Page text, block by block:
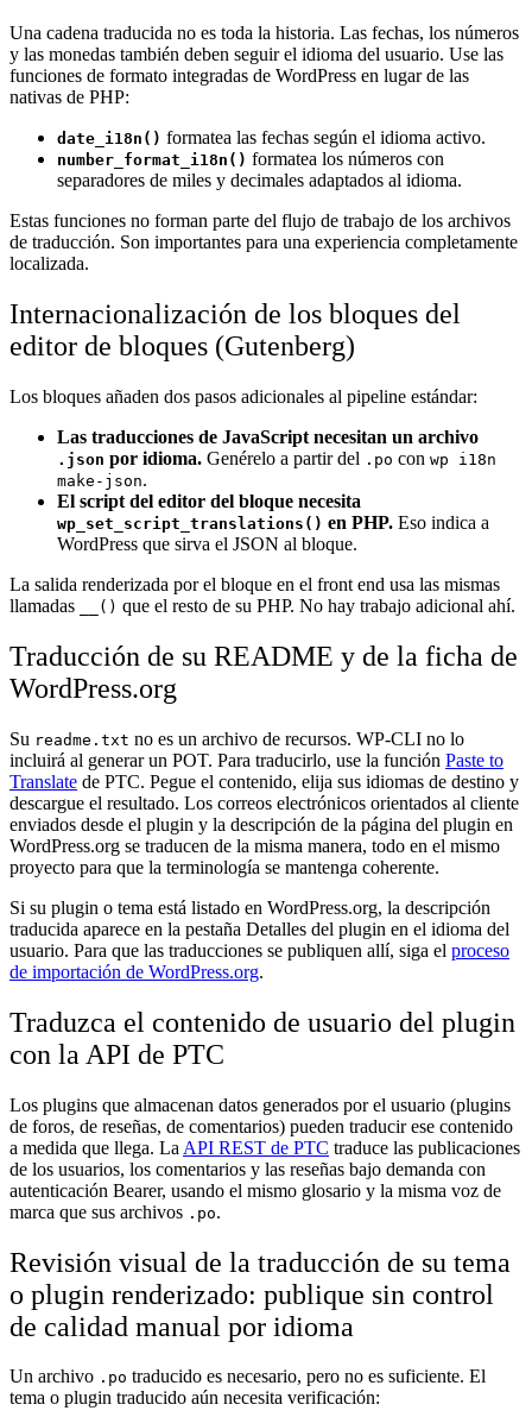
Una cadena traducida no es toda la historia. Las fechas, los números
y las monedas también deben seguir el idioma del usuario. Use las
funciones de formato integradas de WordPress en lugar de las
nativas de PHP:
date_i18n() formatea las fechas según el idioma activo.
number_format_i18n() formatea los números con
separadores de miles y decimales adaptados al idioma.
Estas funciones no forman parte del flujo de trabajo de los archivos
de traducción. Son importantes para una experiencia completamente
localizada.
Internacionalización de los bloques del
editor de bloques (Gutenberg)
Los bloques añaden dos pasos adicionales al pipeline estándar:
Las traducciones de JavaScript necesitan un archivo
.json por idioma. Genérelo a partir del .po con wp i18n
make-json.
El script del editor del bloque necesita
wp_set_script_translations() en PHP. Eso indica a
WordPress que sirva el JSON al bloque.
La salida renderizada por el bloque en el front end usa las mismas
llamadas
__() que el resto de su PHP. No hay trabajo adicional ahí.
Traducción de su README y de la ficha de
WordPress.org
Su readme.txt no es un archivo de recursos. WP-CLI no lo
incluirá al generar un POT. Para traducirlo, use la función Paste to
Translate de PTC. Pegue el contenido, elija sus idiomas de destino y
descargue el resultado. Los correos electrónicos orientados al cliente
enviados desde el plugin y la descripción de la página del plugin en
WordPress.org se traducen de la misma manera, todo en el mismo
proyecto para que la terminología se mantenga coherente.
Si su plugin o tema está listado en WordPress.org, la descripción
traducida aparece en la pestaña Detalles del plugin en el idioma del
usuario. Para que las traducciones se publiquen allí, siga el proceso
de importación de WordPress.org.
Traduzca el contenido de usuario del plugin
con la API de PTC
Los plugins que almacenan datos generados por el usuario (plugins
de foros, de reseñas, de comentarios) pueden traducir ese contenido
a medida que llega. La API REST de PTC traduce las publicaciones
de los usuarios, los comentarios y las reseñas bajo demanda con
autenticación Bearer, usando el mismo glosario y la misma voz de
marca que sus archivos .po.
Revisión visual de la traducción de su tema
o plugin renderizado: publique sin control
de calidad manual por idioma
Un archivo .po traducido es necesario, pero no es suficiente. El
tema o plugin traducido aún necesita verificación: